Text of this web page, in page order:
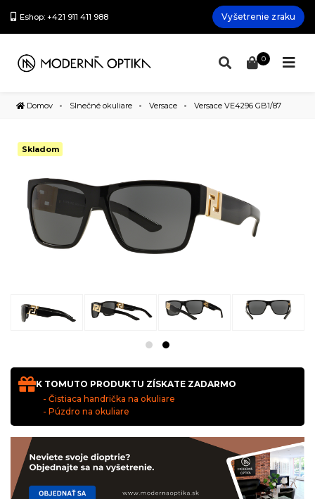
Eshop: +421 911 411 988 Vyšetrenie zraku
0
Domov Slnečné okuliare Versace Versace VE4296 GB1/87
Skladom
K TOMUTO PRODUKTU ZÍSKATE ZADARMO
- Čistiaca handrička na okuliare
- Púzdro na okuliare